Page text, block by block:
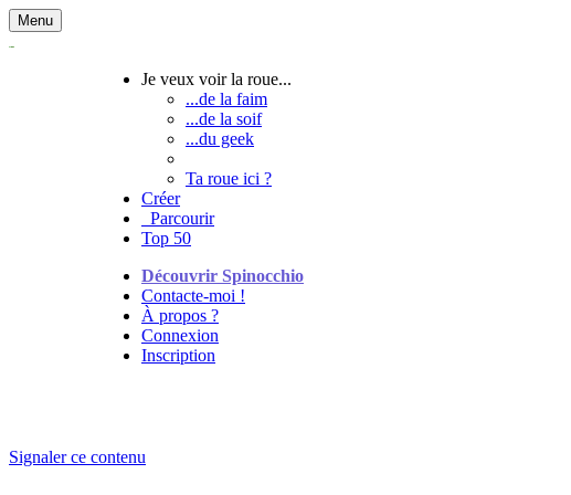
Menu
Je veux voir la roue...
...de la faim
...de la soif
...du geek
Ta roue ici ?
Créer
Parcourir
Top 50
Découvrir Spinocchio
Contacte-moi !
À propos ?
Connexion
Inscription
Signaler ce contenu